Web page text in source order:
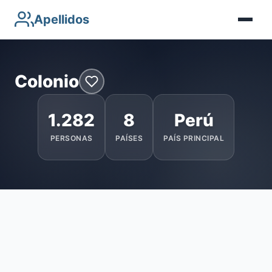
Apellidos
Colonio
1.282
PERSONAS
8
PAÍSES
Perú
PAÍS PRINCIPAL